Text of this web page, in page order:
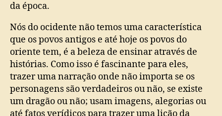
da época.
Nós do ocidente não temos uma característica
que os povos antigos e até hoje os povos do
oriente tem, é a beleza de ensinar através de
histórias. Como isso é fascinante para eles,
trazer uma narração onde não importa se os
personagens são verdadeiros ou não, se existe
um dragão ou não; usam imagens, alegorias ou
até fatos verídicos para trazer uma lição da